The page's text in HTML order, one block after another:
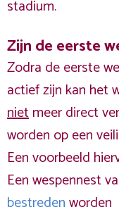
stadium.
Zijn de eerste
Zodra de eerste
actief zijn kan het
nietmeer direct
worden op een
Een voorbeeld
Een wespennest